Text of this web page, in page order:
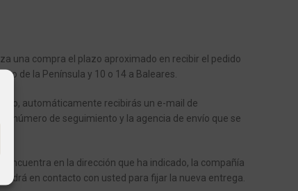
una compra el plazo aproximado en recibir el pedido
de la Península y 10 o 14 a Baleares.
automáticamente recibirás un e-mail de
número de seguimiento y la agencia de envío que se
encuentra en la dirección que ha indicado, la compañía
en contacto con usted para fijar la nueva entrega.